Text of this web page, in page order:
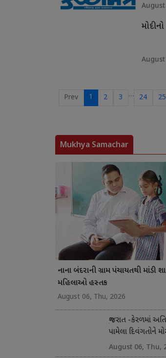
Prev 1 2 3 … 24 25
Mukhya Samachar
નાના બંદરાની ગ્રામ પંચાયતથી માંડી
મહિલાઓ હસ્તક
August 06, Thu, 2026
ગુજરાત -કેરળમાં
પામેલા દિવંગતોને
અને સહાય
August 06, Thu,